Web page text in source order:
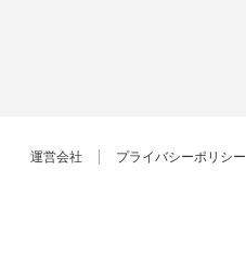
運営会社 プライバシーポリシー